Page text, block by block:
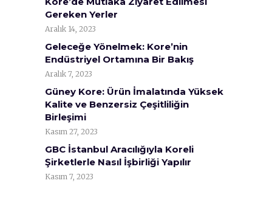
Gereken Yerler
Aralık 14, 2023
Geleceğe Yönelmek: Kore’nin
Endüstriyel Ortamına Bir Bakış
Aralık 7, 2023
Güney Kore: Ürün İmalatında Yüksek
Kalite ve Benzersiz Çeşitliliğin
Birleşimi
Kasım 27, 2023
GBC İstanbul Aracılığıyla Koreli
Şirketlerle Nasıl İşbirliği Yapılır
Kasım 7, 2023